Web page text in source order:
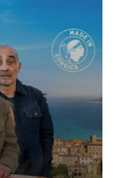
CANNES 2026 -